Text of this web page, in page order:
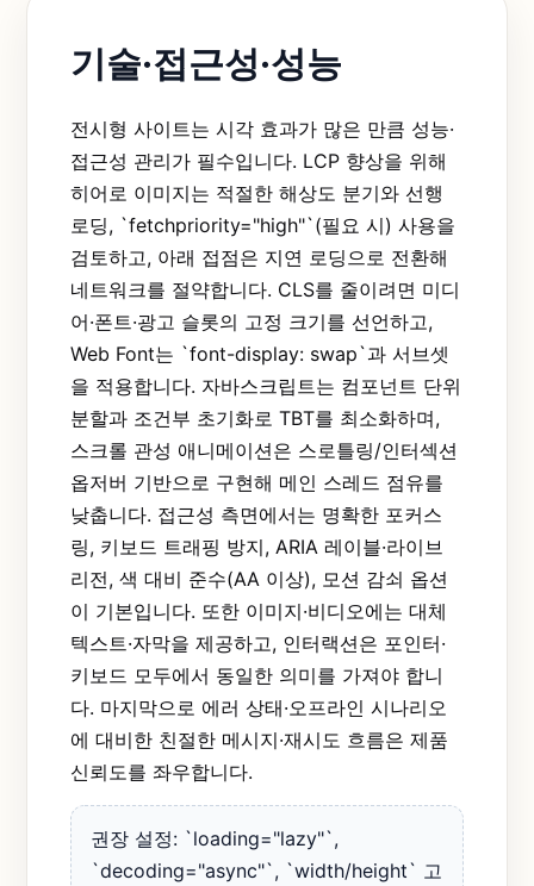
기술·접근성·성능
전시형 사이트는 시각 효과가 많은 만큼 성능·
접근성 관리가 필수입니다. LCP 향상을 위해
히어로 이미지는 적절한 해상도 분기와 선행
로딩, `fetchpriority="high"`(필요 시) 사용을
검토하고, 아래 접점은 지연 로딩으로 전환해
네트워크를 절약합니다. CLS를 줄이려면 미디
어·폰트·광고 슬롯의 고정 크기를 선언하고,
Web Font는 `font-display: swap`과 서브셋
을 적용합니다. 자바스크립트는 컴포넌트 단위
분할과 조건부 초기화로 TBT를 최소화하며,
스크롤 관성 애니메이션은 스로틀링/인터섹션
옵저버 기반으로 구현해 메인 스레드 점유를
낮춥니다. 접근성 측면에서는 명확한 포커스
링, 키보드 트래핑 방지, ARIA 레이블·라이브
리전, 색 대비 준수(AA 이상), 모션 감쇠 옵션
이 기본입니다. 또한 이미지·비디오에는 대체
텍스트·자막을 제공하고, 인터랙션은 포인터·
키보드 모두에서 동일한 의미를 가져야 합니
다. 마지막으로 에러 상태·오프라인 시나리오
에 대비한 친절한 메시지·재시도 흐름은 제품
신뢰도를 좌우합니다.
권장 설정: `loading="lazy"`,
`decoding="async"`, `width/height` 고